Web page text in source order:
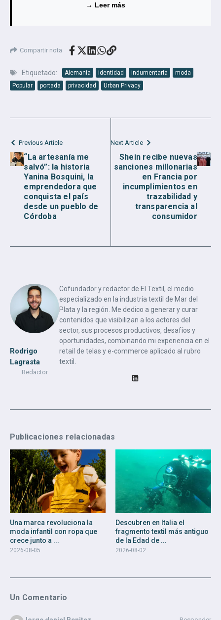
→ Leer más
Compartir nota
Etiquetado: Alemania identidad indumentaria
moda
Popular
portada privacidad Urban Privacy
Previous Article
“La artesanía me
salvó”: la historia
Yanina Bosquini, la
emprendedora que
conquista el país
desde un pueblo de
Córdoba
Next Article
Shein recibe nuevas
sanciones millonarias
en Francia por
incumplimientos en
trazabilidad y
transparencia al
consumidor
Rodrigo
Lagrasta
Redactor
Cofundador y redactor de El Textil, el medio
especializado en la industria textil de Mar del
Plata y la región. Me dedico a generar y curar
contenidos que visibilizan a los actores del
sector, sus procesos productivos, desafíos y
oportunidades, combinando mi experiencia en el
retail de telas y e-commerce aplicado al rubro
textil.
Publicaciones relacionadas
Una marca revoluciona la
moda infantil con ropa que
crece junto a ...
2026-08-05
Descubren en Italia el
fragmento textil más antiguo
de la Edad de ...
2026-08-02
Un Comentario